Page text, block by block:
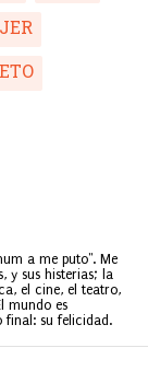
a me puto". Me
y sus histerias; la
el cine, el teatro,
mundo es
final: su felicidad.